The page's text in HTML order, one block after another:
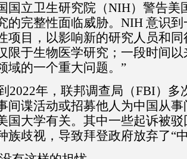
国立卫生研究院（NIH）警告美
的完整性面临威胁。NIH 意识
项目，以影响新的研究人员和
限于生物医学研究；一段时间
域的一个重大问题。”
2022年，联邦调查局（FBI）多
间谍活动或招募他人为中国从
国大学有关。其中一些起诉被
族歧视，导致拜登政府放弃了“